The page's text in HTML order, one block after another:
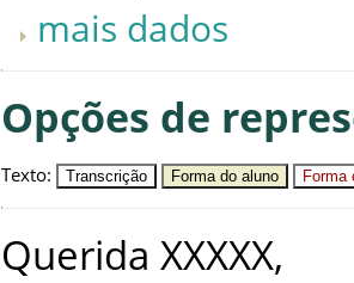
mais dados
Opções de
Texto: Transcrição Forma do aluno Forma
Querida XXXXX,